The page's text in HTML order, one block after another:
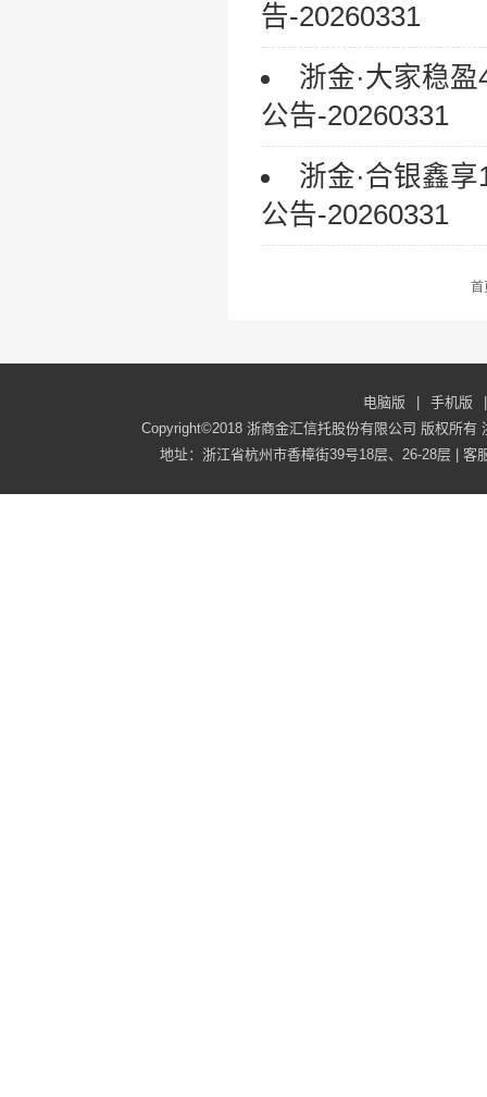
告-20260331
浙金·大家稳
公告-20260331
浙金·合银鑫
公告-20260331
首
电脑版 手机版
Copyright©2018 浙商金汇信托股份有限公司 版权所有
地址：浙江省杭州市香樟街39号18层、26-28层 |